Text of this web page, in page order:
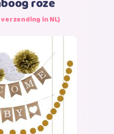
roze
in NL)
winkelwagen